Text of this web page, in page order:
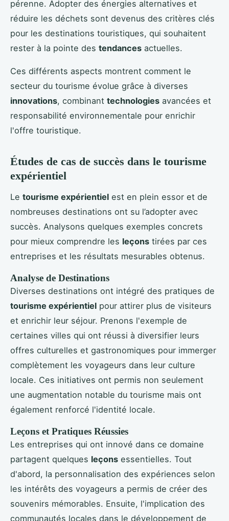
pérenne. Adopter des énergies alternatives et
réduire les déchets sont devenus des critères clés
pour les destinations touristiques, qui souhaitent
rester à la pointe des tendances actuelles.
Ces différents aspects montrent comment le
secteur du tourisme évolue grâce à diverses
innovations, combinant technologies avancées et
responsabilité environnementale pour enrichir
l'offre touristique.
Études de cas de succès dans le tourisme
expérientiel
Le tourisme expérientiel est en plein essor et de
nombreuses destinations ont su l’adopter avec
succès. Analysons quelques exemples concrets
pour mieux comprendre les leçons tirées par ces
entreprises et les résultats mesurables obtenus.
Analyse de Destinations
Diverses destinations ont intégré des pratiques de
tourisme expérientiel pour attirer plus de visiteurs
et enrichir leur séjour. Prenons l'exemple de
certaines villes qui ont réussi à diversifier leurs
offres culturelles et gastronomiques pour immerger
complètement les voyageurs dans leur culture
locale. Ces initiatives ont permis non seulement
une augmentation notable du tourisme mais ont
également renforcé l'identité locale.
Leçons et Pratiques Réussies
Les entreprises qui ont innové dans ce domaine
partagent quelques leçons essentielles. Tout
d'abord, la personnalisation des expériences selon
les intérêts des voyageurs a permis de créer des
souvenirs mémorables. Ensuite, l'implication des
communautés locales dans le développement de